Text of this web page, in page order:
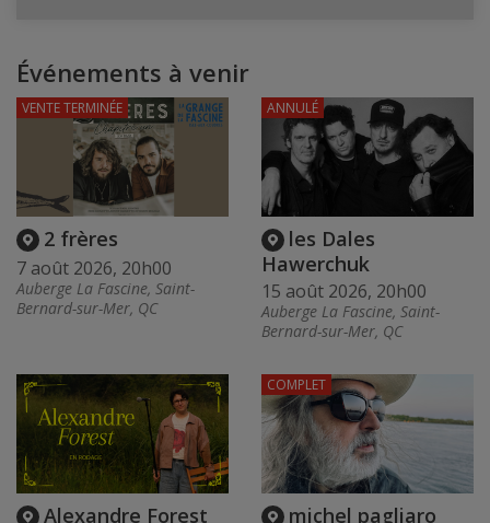
Événements à venir
2 frères
7 août 2026, 20h00
Auberge La Fascine, Saint-
Bernard-sur-Mer, QC
VENTE TERMINÉE
les Dales
Hawerchuk
15 août 2026, 20h00
Auberge La Fascine, Saint-
Bernard-sur-Mer, QC
ANNULÉ
Alexandre Forest michel pagliaro
COMPLET